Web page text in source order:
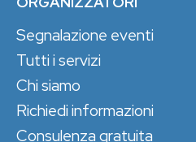
Segnalazione eventi
Tutti i servizi
Chi siamo
Richiedi informazioni
Consulenza gratuita